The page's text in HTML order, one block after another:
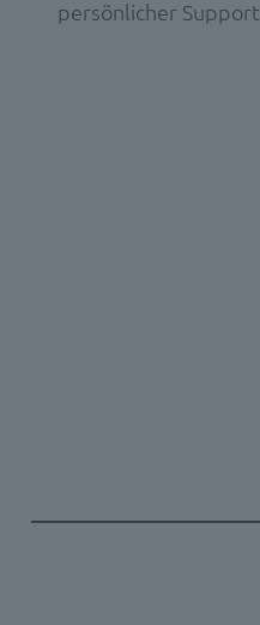
persönlicher Support